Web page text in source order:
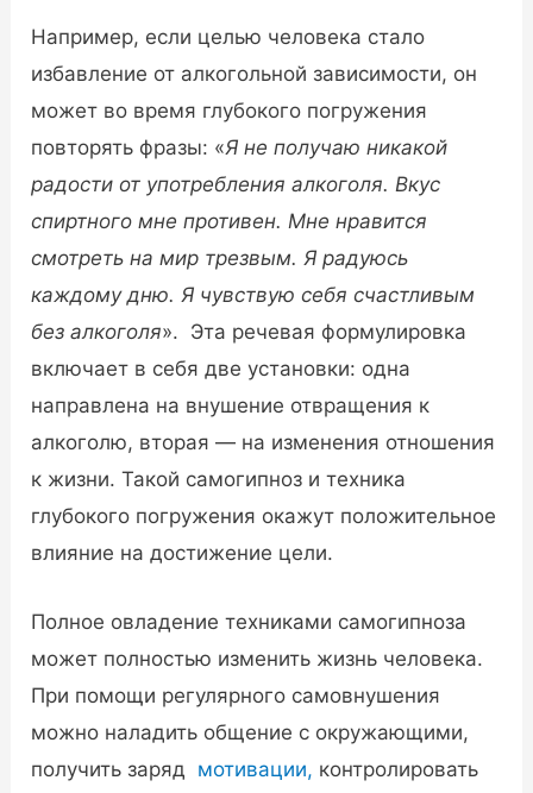
Например, если целью человека стало
избавление от алкогольной зависимости, он
может во время глубокого погружения
повторять фразы: «Я не получаю никакой
радости от употребления алкоголя. Вкус
спиртного мне противен. Мне нравится
смотреть на мир трезвым. Я радуюсь
каждому дню. Я чувствую себя счастливым
без алкоголя». Эта речевая формулировка
включает в себя две установки: одна
направлена на внушение отвращения к
алкоголю, вторая — на изменения отношения
к жизни. Такой самогипноз и техника
глубокого погружения окажут положительное
влияние на достижение цели.
Полное овладение техниками самогипноза
может полностью изменить жизнь человека.
При помощи регулярного самовнушения
можно наладить общение с окружающими,
получить заряд мотивации, контролировать